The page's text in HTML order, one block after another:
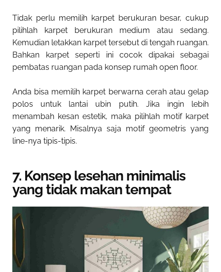
Tidak perlu memilih karpet berukuran besar, cukup
pilihlah karpet berukuran medium atau sedang.
Kemudian letakkan karpet tersebut di tengah ruangan.
Bahkan karpet seperti ini cocok dipakai sebagai
pembatas ruangan pada konsep rumah open floor.
Anda bisa memilih karpet berwarna cerah atau gelap
polos untuk lantai ubin putih. Jika ingin lebih
menambah kesan estetik, maka pilihlah motif karpet
yang menarik. Misalnya saja motif geometris yang
line-nya tipis-tipis.
7. Konsep lesehan minimalis
yang tidak makan tempat